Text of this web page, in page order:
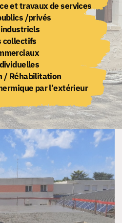
et travaux de services
/privés
collectifs
/ Réhabilitation
par l’extérieur